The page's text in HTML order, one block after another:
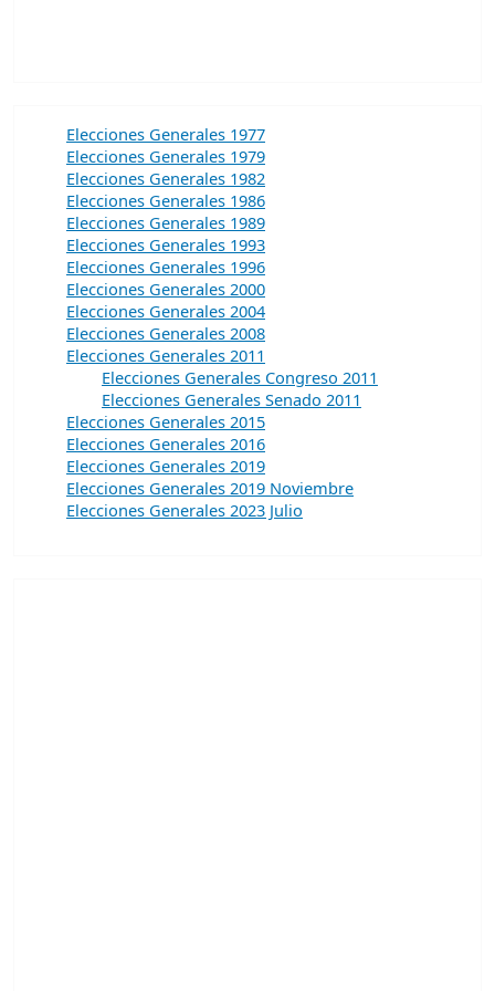
Elecciones Generales 1977
Elecciones Generales 1979
Elecciones Generales 1982
Elecciones Generales 1986
Elecciones Generales 1989
Elecciones Generales 1993
Elecciones Generales 1996
Elecciones Generales 2000
Elecciones Generales 2004
Elecciones Generales 2008
Elecciones Generales 2011
Elecciones Generales Congreso 2011
Elecciones Generales Senado 2011
Elecciones Generales 2015
Elecciones Generales 2016
Elecciones Generales 2019
Elecciones Generales 2019 Noviembre
Elecciones Generales 2023 Julio